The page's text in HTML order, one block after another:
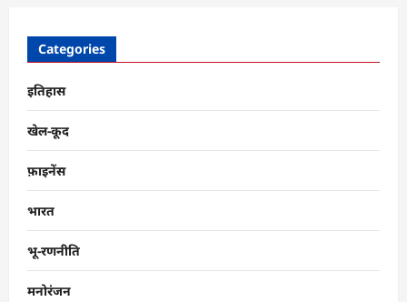
Categories
इतिहास
खेल-कूद
फ़ाइनेंस
भारत
भू-रणनीति
मनोरंजन